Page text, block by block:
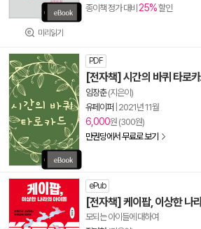
미리읽기
종이책 정가 대비 25%할인
PDF
[전자책] 시간의 바퀴 타로
임장춘(지은이)
유페이퍼 2021년 11월
6,000원 (300원)
만권당에서 무료로 보기
ePub
[전자책] 케이팝, 이상한 나
모되는 아이들에 대하여